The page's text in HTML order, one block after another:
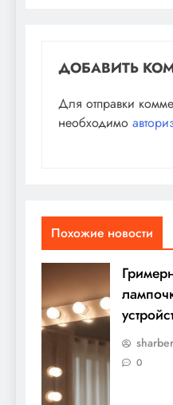
ДОБАВИТЬ
Для отправки
необходимо
Похожие новости
0